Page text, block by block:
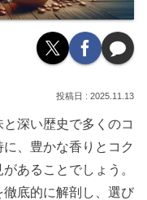
2025.11.13
深い歴史で多くのコ
、豊かな香りとコク
あることでしょう。
底的に解剖し、選び